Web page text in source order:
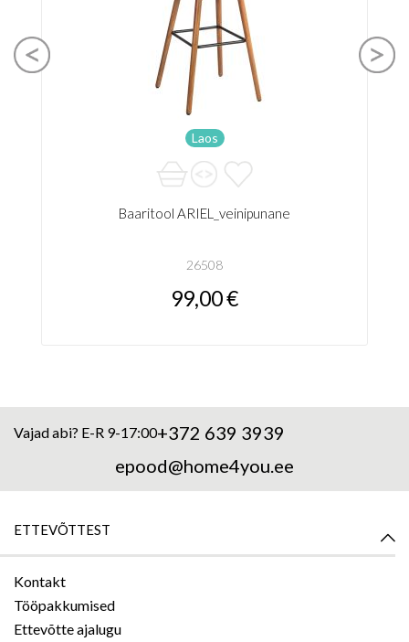
Laos
Baaritool ARIEL_veinipunane
26508
99,00 €
Vajad abi? E-R 9-17:00+372 639 3939
epood@home4you.ee
ETTEVÕTTEST
Kontakt
Tööpakkumised
Ettevõtte ajalugu